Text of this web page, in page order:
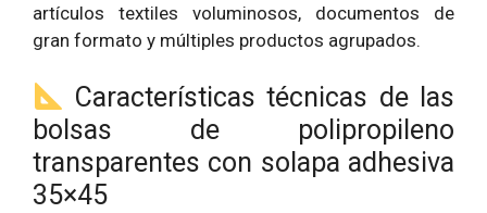
artículos textiles voluminosos, documentos de
gran formato y múltiples productos agrupados.
Características técnicas de las
bolsas de polipropileno
transparentes con solapa adhesiva
35×45